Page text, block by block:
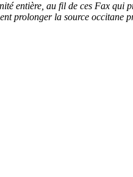
entière, au fil de ces Fax qui
prolonger la source occitane